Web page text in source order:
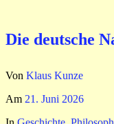
Die deutsche
Von Klaus Kunze
Am 21. Juni 2026